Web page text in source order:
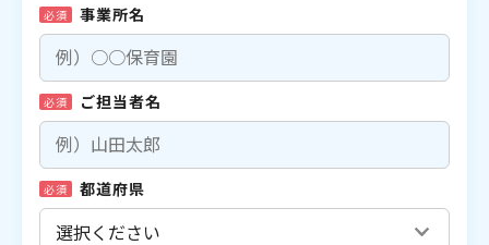
必須 事業所名
必須 ご担当者名
必須 都道府県